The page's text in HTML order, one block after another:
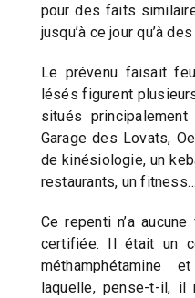
pour des faits
jusqu’à ce jour qu’à
Le prévenu faisait
lésés figurent
situés
Garage des Lovats,
de kinésiologie, un
restaurants, un
Ce repenti n’a
certifiée. Il était un
méthamphétamine
laquelle, pense-t-il,